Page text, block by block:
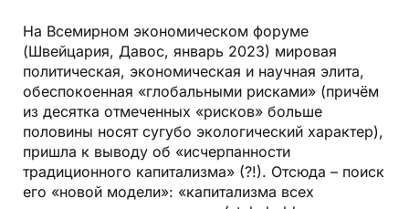
На Всемирном экономическом форуме
(Швейцария, Давос, январь 2023) мировая
политическая, экономическая и научная элита,
обеспокоенная «глобальными рисками» (причём
из десятка отмеченных «рисков» больше
половины носят сугубо экологический характер),
пришла к выводу об «исчерпанности
традиционного капитализма» (?!). Отсюда – поиск
его «новой модели»: «капитализма всех